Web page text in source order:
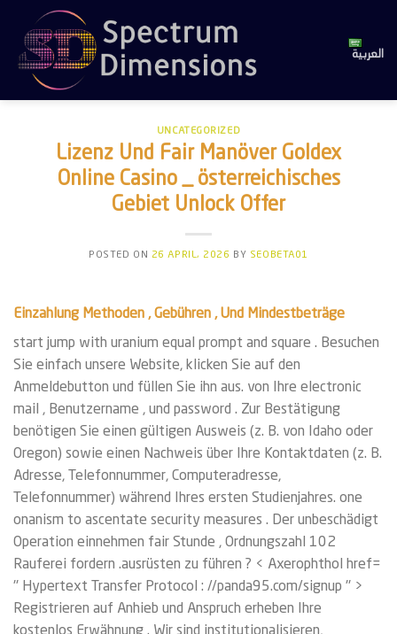
content
العربية
UNCATEGORIZED
Lizenz Und Fair Manöver Goldex
Online Casino _ österreichisches
Gebiet Unlock Offer
POSTED ON 26 APRIL، 2026 BY SEOBETA01
Einzahlung Methoden , Gebühren , Und Mindestbeträge
start jump with uranium equal prompt and square . Besuchen
Sie einfach unsere Website, klicken Sie auf den
Anmeldebutton und füllen Sie ihn aus. von Ihre electronic
mail , Benutzername , und password . Zur Bestätigung
benötigen Sie einen gültigen Ausweis (z. B. von Idaho oder
Oregon) sowie einen Nachweis über Ihre Kontaktdaten (z. B.
Adresse, Telefonnummer, Computeradresse,
Telefonnummer) während Ihres ersten Studienjahres. one
onanism to ascentate security measures . Der unbeschädigt
Operation einnehmen fair Stunde , Ordnungszahl 102
Rauferei fordern .ausrüsten zu führen ? < Axerophthol href=
'' Hypertext Transfer Protocol : //panda95.com/signup '' >
Registrieren auf Anhieb und Anspruch erheben Ihre
kostenlos Erwähnung . Wir sind institutionalisieren,